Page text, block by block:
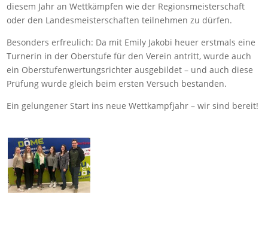
diesem Jahr an Wettkämpfen wie der Regionsmeisterschaft
oder den Landesmeisterschaften teilnehmen zu dürfen.
Besonders erfreulich: Da mit Emily Jakobi heuer erstmals eine
Turnerin in der Oberstufe für den Verein antritt, wurde auch
ein Oberstufenwertungsrichter ausgebildet – und auch diese
Prüfung wurde gleich beim ersten Versuch bestanden.
Ein gelungener Start ins neue Wettkampfjahr – wir sind bereit!